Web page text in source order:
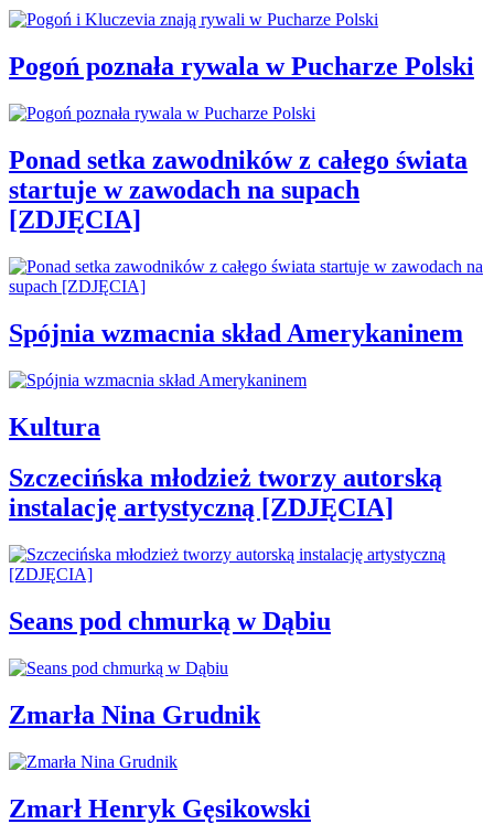
Pogoń poznała rywala w Pucharze Polski
Ponad setka zawodników z całego świata
startuje w zawodach na supach
[ZDJĘCIA]
Spójnia wzmacnia skład Amerykaninem
Kultura
Szczecińska młodzież tworzy autorską
instalację artystyczną [ZDJĘCIA]
Seans pod chmurką w Dąbiu
Zmarła Nina Grudnik
Zmarł Henryk Gęsikowski